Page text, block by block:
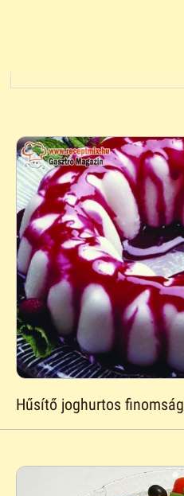
Hűsítő joghurtos finomság